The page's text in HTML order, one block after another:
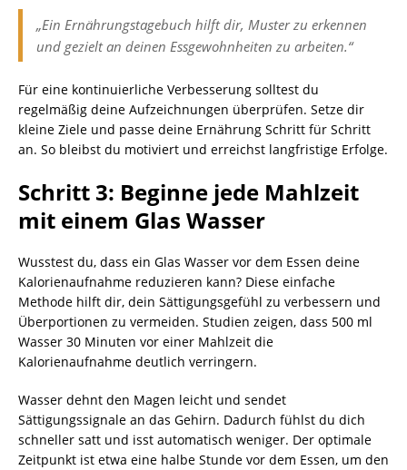
„Ein Ernährungstagebuch hilft dir, Muster zu erkennen
und gezielt an deinen Essgewohnheiten zu arbeiten.“
Für eine kontinuierliche Verbesserung solltest du
regelmäßig deine Aufzeichnungen überprüfen. Setze dir
kleine Ziele und passe deine Ernährung Schritt für Schritt
an. So bleibst du motiviert und erreichst langfristige Erfolge.
Schritt 3: Beginne jede Mahlzeit
mit einem Glas Wasser
Wusstest du, dass ein Glas Wasser vor dem Essen deine
Kalorienaufnahme reduzieren kann? Diese einfache
Methode hilft dir, dein Sättigungsgefühl zu verbessern und
Überportionen zu vermeiden. Studien zeigen, dass 500 ml
Wasser 30 Minuten vor einer Mahlzeit die
Kalorienaufnahme deutlich verringern.
Wasser dehnt den Magen leicht und sendet
Sättigungssignale an das Gehirn. Dadurch fühlst du dich
schneller satt und isst automatisch weniger. Der optimale
Zeitpunkt ist etwa eine halbe Stunde vor dem Essen, um den